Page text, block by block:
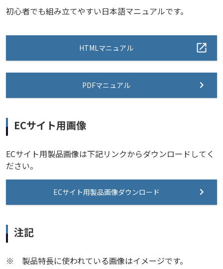
初心者でも組み立てやすい日本語マニュアルです。
HTMLマニュアル
PDFマニュアル
ECサイト用画像
ECサイト用製品画像は下記リンクからダウンロードしてく
ださい。
ECサイト用製品画像ダウンロード
注記
※ 製品特長に使われている画像はイメージです。